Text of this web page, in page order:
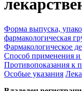
Форма выпуска,
фармакологическая
Фармакологическое
Способ применения и
Противопоказания к
Особые указания